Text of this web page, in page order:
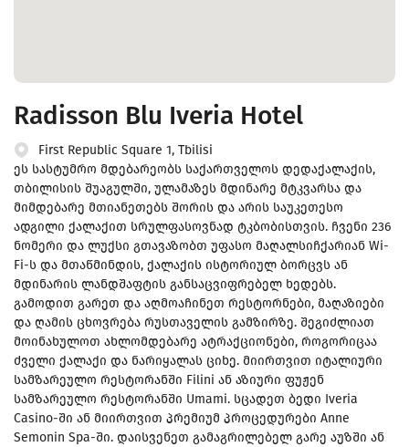
Radisson Blu Iveria Hotel
First Republic Square 1, Tbilisi
ეს სასტუმრო მდებარეობს საქართველოს დედაქალაქის,
თბილისის შუაგულში, ულამაზეს მდინარე მტკვარსა და
მიმდებარე მთიანეთებს შორის და არის საუკეთესო
ადგილი ქალაქით სრულფასოვნად ტკბობისთვის. ჩვენი 236
ნომერი და ლუქსი გთავაზობთ უფასო მაღალსიჩქარიან Wi-
Fi-ს და მთაწმინდის, ქალაქის ისტორიულ ბორცვს ან
მდინარის ლანდშაფტის განსაცვიფრებელ ხედებს.
გამოდით გარეთ და აღმოაჩინეთ რესტორნები, მაღაზიები
და ღამის ცხოვრება რუსთაველის გამზირზე. შეგიძლიათ
მოინახულოთ ახლომდებარე ატრაქციონები, როგორიცაა
ძველი ქალაქი და ნარიყალას ციხე. მიირთვით იტალიური
სამზარეულო რესტორანში Filini ან აზიური ფუჟენ
სამზარეულო რესტორანში Umami. სცადეთ ბედი Iveria
Casino-ში ან მიირთვით პრემიუმ პროცედურები Anne
Semonin Spa-ში. დაისვენეთ გამაგრილებელ გარე აუზში ან